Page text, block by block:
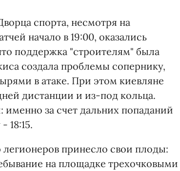
спорта, несмотря на
начало в 19:00, оказались
поддержка "строителям" была
создала проблемы сопернику,
в атаке. При этом киевляне
дистанции и из-под кольца.
за счет дальних попаданий
18:15.
принесло свои плоды:
на площадке трехочковыми